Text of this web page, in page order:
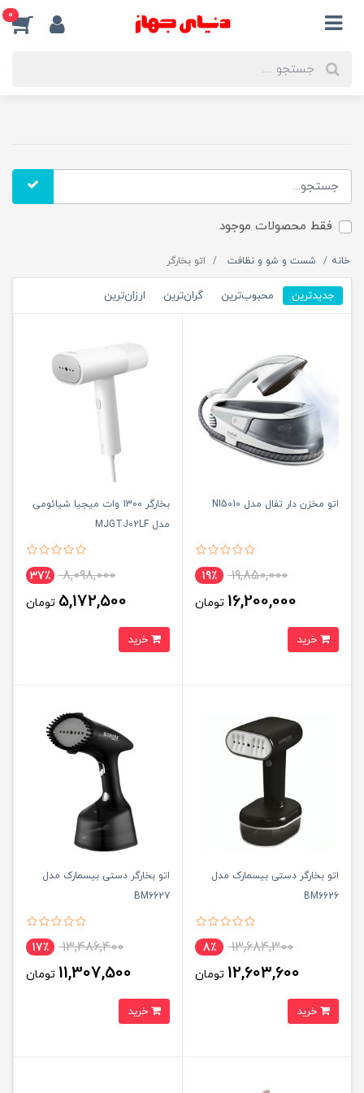
0
فقط محصولات موجود
خانه شست و شو و نظافت اتو بخارگر
جدیدترین محبوب‌ترین گران‌ترین ارزان‌ترین
اتو مخزن دار تفال مدل NI5010
19,850,000 19٪
16,200,000 تومان
بخارگر 1300 وات میجیا شیائومی
مدل MJGTJ02LF
8,098,000 37٪
5,172,500 تومان
اتو بخارگر دستی بیسمارک مدل
BM6626
13,684,300 8٪
12,603,600 تومان
اتو بخارگر دستی بیسمارک مدل
BM6627
13,486,400 17٪
11,307,500 تومان